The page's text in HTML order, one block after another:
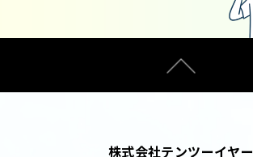
株式会社テンツーイヤー